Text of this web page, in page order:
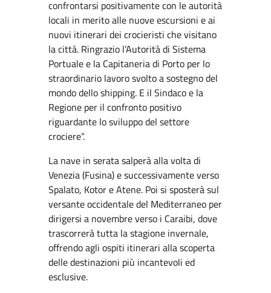
confrontarsi positivamente con le autorità
locali in merito alle nuove escursioni e ai
nuovi itinerari dei crocieristi che visitano
la città. Ringrazio l’Autorità di Sistema
Portuale e la Capitaneria di Porto per lo
straordinario lavoro svolto a sostegno del
mondo dello shipping. E il Sindaco e la
Regione per il confronto positivo
riguardante lo sviluppo del settore
crociere”.
La nave in serata salperà alla volta di
Venezia (Fusina) e successivamente verso
Spalato, Kotor e Atene. Poi si sposterà sul
versante occidentale del Mediterraneo per
dirigersi a novembre verso i Caraibi, dove
trascorrerà tutta la stagione invernale,
offrendo agli ospiti itinerari alla scoperta
delle destinazioni più incantevoli ed
esclusive.